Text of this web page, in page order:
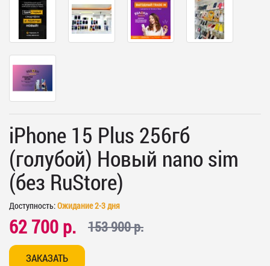
iPhone 15 Plus 256гб
(голубой) Новый nano sim
(без RuStore)
Доступность:Ожидание 2-3 дня
62 700 р. 153 900 р.
ЗАКАЗАТЬ